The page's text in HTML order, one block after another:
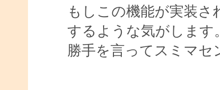
もしこの機能が実装
するような気がします
勝手を言ってスミマセ